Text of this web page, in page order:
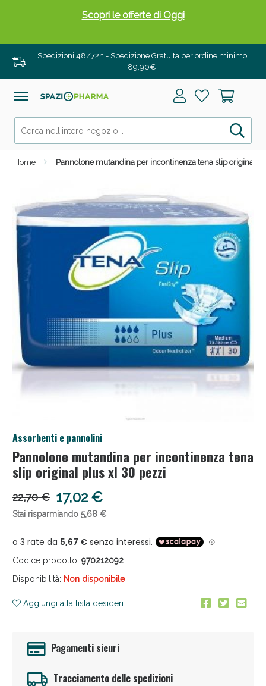
Spedizioni 48/72h - Spedizione Gratuita per ordine minimo
89,90€
Home Pannolone mutandina per incontinenza tena slip original
Assorbenti e pannolini
Pannolone mutandina per incontinenza tena
slip original plus xl 30 pezzi
22,70 € 17,02 €
Stai risparmiando 5,68 €
Codice prodotto: 970212092
Disponibilità: Non disponibile
Aggiungi alla lista desideri
Pagamenti sicuri
Tracciamento delle spedizioni
Scopri le offerte di Oggi
Drenanti e Pancia Piatta: Sconti fino al 55% validi
solo per OGGI!
Salini e Multivitaminici: oggi Sconto extra fino al
Anticellulite e Fanghi: Sconto fino al 40% valido